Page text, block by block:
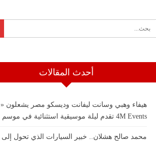
أحدث المقالات
هيفاء وهبي وسانت ليفانت وديسكو مصر يشعلون
4M Events تقدم ليلة موسيقية استثنائية في موسم جدة
محمد صالح هشلان.. خبير السيارات الذي تحول